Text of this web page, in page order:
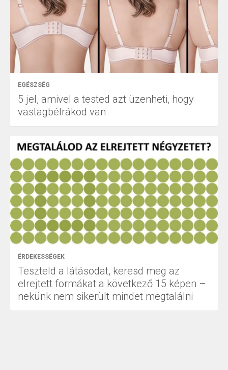
EGÉSZSÉG
5 jel, amivel a tested azt üzenheti, hogy
vastagbélrákod van
ÉRDEKESSÉGEK
Teszteld a látásodat, keresd meg az
elrejtett formákat a következő 15 képen –
nekünk nem sikerült mindet megtalálni